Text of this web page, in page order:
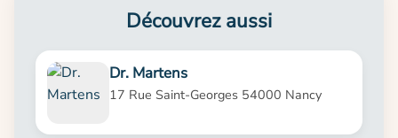
Découvrez aussi
Dr. Martens
17 Rue Saint-Georges 54000 Nancy